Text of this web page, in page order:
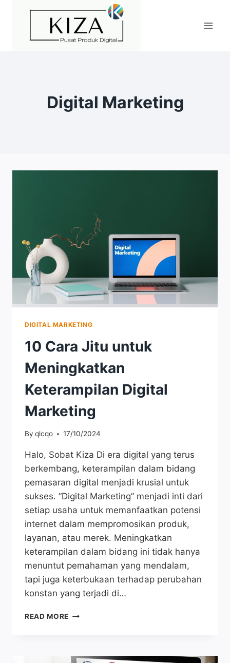
Digital Marketing
DIGITAL MARKETING
10 Cara Jitu untuk
Meningkatkan
Keterampilan Digital
Marketing
By qlcqo 17/10/2024
Halo, Sobat Kiza Di era digital yang terus
berkembang, keterampilan dalam bidang
pemasaran digital menjadi krusial untuk
sukses. “Digital Marketing” menjadi inti dari
setiap usaha untuk memanfaatkan potensi
internet dalam mempromosikan produk,
layanan, atau merek. Meningkatkan
keterampilan dalam bidang ini tidak hanya
menuntut pemahaman yang mendalam,
tapi juga keterbukaan terhadap perubahan
konstan yang terjadi di…
READ MORE
MENINGKATKAN